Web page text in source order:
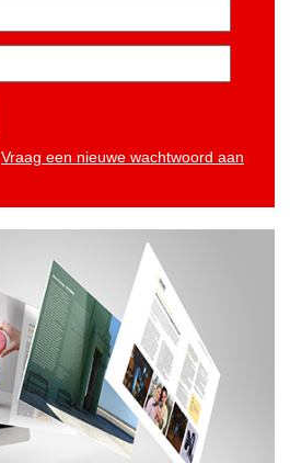
Vraag een nieuwe wachtwoord aan